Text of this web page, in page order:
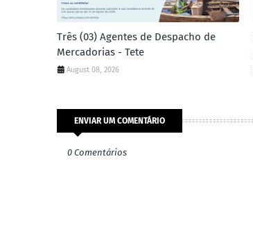
Três (03) Agentes de Despacho de
Mercadorias - Tete
August 08, 2026
ENVIAR UM COMENTÁRIO
0 Comentários